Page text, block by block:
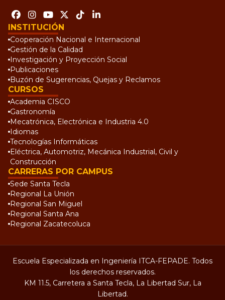
INSTITUCIÓN
Cooperación Nacional e Internacional
Gestión de la Calidad
Investigación y Proyección Social
Publicaciones
Buzón de Sugerencias, Quejas y Reclamos
CURSOS
Academia CISCO
Gastronomía
Mecatrónica, Electrónica e Industria 4.0
Idiomas
Tecnologías Informáticas
Eléctrica, Automotriz, Mecánica Industrial, Civil y
Construcción
CARRERAS POR CAMPUS
Sede Santa Tecla
Regional La Unión
Regional San Miguel
Regional Santa Ana
Regional Zacatecoluca
Escuela Especializada en Ingeniería ITCA-FEPADE. Todos
los derechos reservados.
KM 11.5, Carretera a Santa Tecla, La Libertad Sur, La
Libertad.